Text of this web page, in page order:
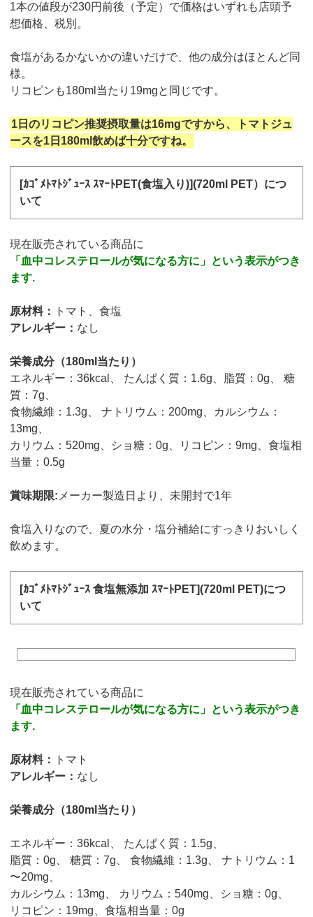
1本の値段が230円前後（予定）で価格はいずれも店頭予
想価格、税別。
食塩があるかないかの違いだけで、他の成分はほとんど同
様。
リコピンも180ml当たり19mgと同じです。
1日のリコピン推奨摂取量は16mgですから、トマトジュ
ースを1日180ml飲めば十分ですね。
[ｶｺﾞﾒﾄﾏﾄｼﾞｭｰｽ ｽﾏｰﾄPET(食塩入り)](720ml PET）につ
いて
現在販売されている商品に
「血中コレステロールが気になる方に」という表示がつき
ます.
原材料：
トマト、食塩
アレルギー： なし
栄養成分（180ml当たり）
エネルギー：36kcal、 たんぱく質：1.6g、脂質：0g、 糖
質：7g、
食物繊維：1.3g、 ナトリウム：200mg、カルシウム：
13mg、
カリウム：520mg、ショ糖：0g、リコピン：9mg、食塩相
当量：0.5g
賞味期限: メーカー製造日より、未開封で1年
食塩入りなので、夏の水分・塩分補給にすっきりおいしく
飲めます。
[ｶｺﾞﾒﾄﾏﾄｼﾞｭｰｽ 食塩無添加 ｽﾏｰﾄPET](720ml PET)につ
いて
現在販売されている商品に
「血中コレステロールが気になる方に」という表示がつき
ます.
原材料：
トマト
アレルギー： なし
栄養成分（180ml当たり）
エネルギー：36kcal、 たんぱく質：1.5g、
脂質：0g、 糖質：7g、 食物繊維：1.3g、 ナトリウム：1
〜20mg、
カルシウム：13mg、 カリウム：540mg、ショ糖：0g、
リコピン：19mg、食塩相当量：0g